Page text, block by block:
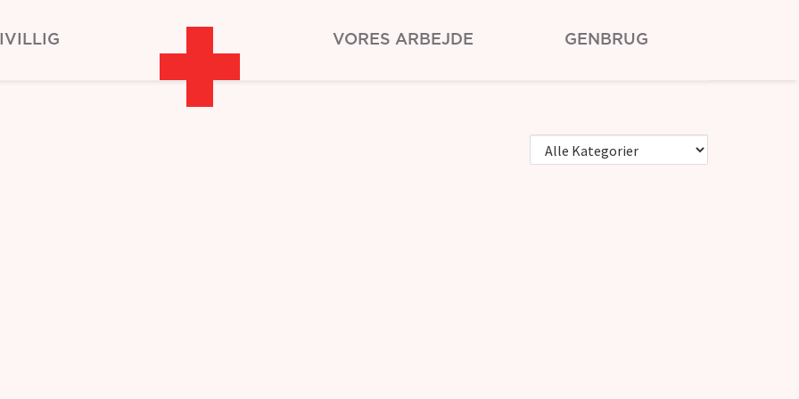
VORES ARBEJDE GENBRUG